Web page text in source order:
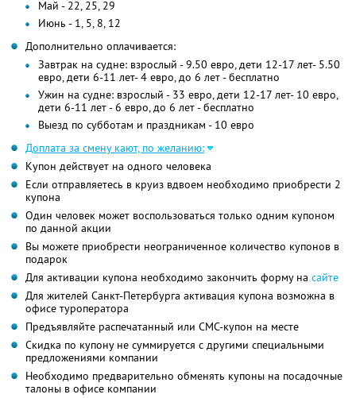
Май - 22, 25, 29
Июнь - 1, 5, 8, 12
Дополнительно оплачивается:
Завтрак на судне: взрослый - 9.50 евро, дети 12-17 лет- 5.50
евро, дети 6-11 лет- 4 евро, до 6 лет - бесплатно
Ужин на судне: взрослый - 33 евро, дети 12-17 лет- 10 евро,
дети 6-11 лет - 6 евро, до 6 лет - бесплатно
Выезд по субботам и праздникам - 10 евро
Доплата за смену кают, по желанию:
Купон действует на одного человека
Если отправляетесь в круиз вдвоем необходимо приобрести 2
купона
Один человек может воспользоваться только одним купоном
по данной акции
Вы можете приобрести неограниченное количество купонов в
подарок
Для активации купона необходимо закончить форму на сайте
Для жителей Санкт-Петербурга активация купона возможна в
офисе туроператора
Предъявляйте распечатанный или СМС-купон на месте
Скидка по купону не суммируется с другими специальными
предложениями компании
Необходимо предварительно обменять купоны на посадочные
талоны в офисе компании